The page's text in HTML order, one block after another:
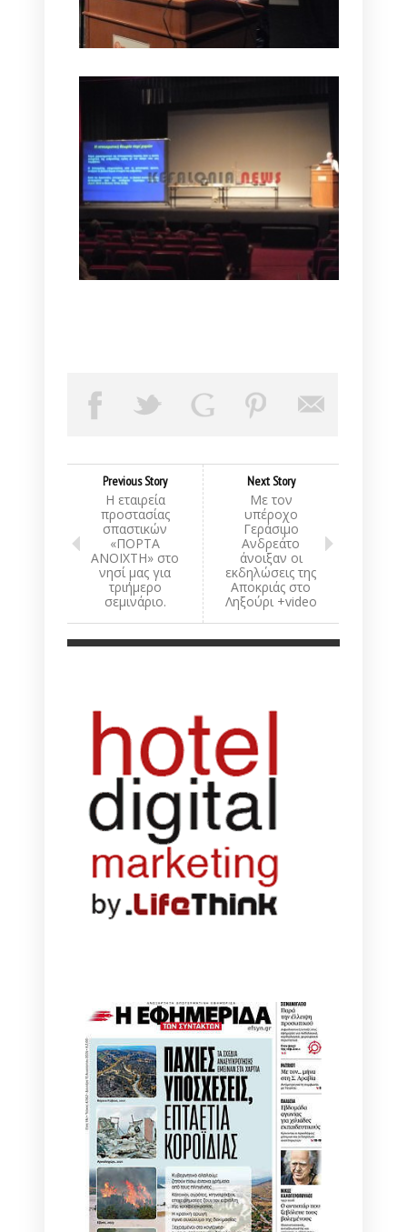
Previous Story
Η εταιρεία
προστασίας
σπαστικών
«ΠΟΡΤΑ
ΑΝΟΙΧΤΗ» στο
νησί μας για
τριήμερο
σεμινάριο.
Next Story
Με τον
υπέροχο
Γεράσιμο
Ανδρεάτο
άνοιξαν οι
εκδηλώσεις της
Αποκριάς στο
Ληξούρι +video